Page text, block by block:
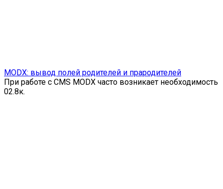
MODX: вывод полей родителей и прародителей
При работе с CMS MODX часто возникает необходимость
02.8к.